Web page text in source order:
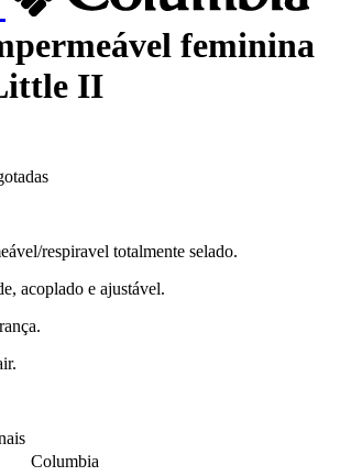
feminina
II
respiravel totalmente selado.
acoplado e ajustável.
Columbia